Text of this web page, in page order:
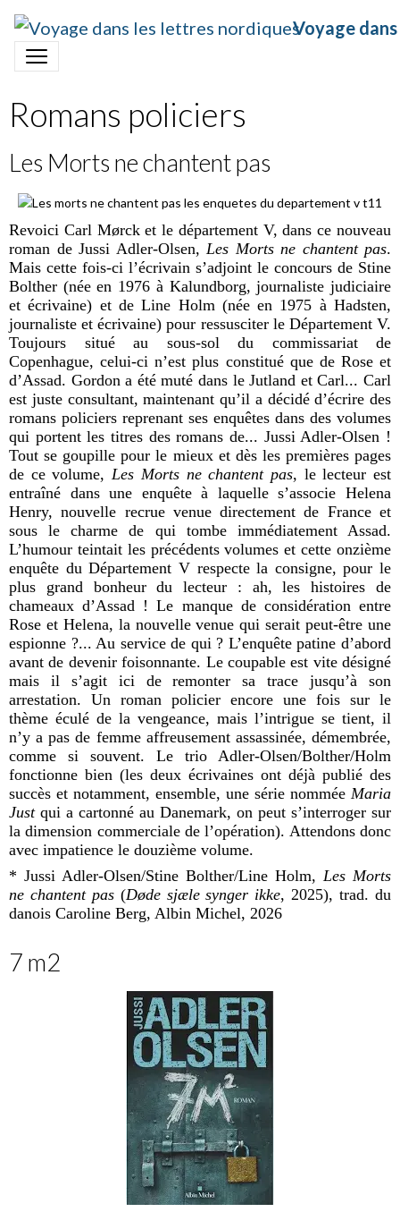
Voyage
Romans policiers
Les Morts ne chantent pas
Revoici Carl Mørck et le département V, dans ce nouveau
roman de Jussi Adler-Olsen, Les Morts ne chantent pas.
Mais cette fois-ci l’écrivain s’adjoint le concours de Stine
Bolther (née en 1976 à Kalundborg, journaliste judiciaire
et écrivaine) et de Line Holm (née en 1975 à Hadsten,
journaliste et écrivaine) pour ressusciter le Département V.
Toujours situé au sous-sol du commissariat de
Copenhague, celui-ci n’est plus constitué que de Rose et
d’Assad. Gordon a été muté dans le Jutland et Carl... Carl
est juste consultant, maintenant qu’il a décidé d’écrire des
romans policiers reprenant ses enquêtes dans des volumes
qui portent les titres des romans de... Jussi Adler-Olsen !
Tout se goupille pour le mieux et dès les premières pages
de ce volume, Les Morts ne chantent pas, le lecteur est
entraîné dans une enquête à laquelle s’associe Helena
Henry, nouvelle recrue venue directement de France et
sous le charme de qui tombe immédiatement Assad.
L’humour teintait les précédents volumes et cette onzième
enquête du Département V respecte la consigne, pour le
plus grand bonheur du lecteur : ah, les histoires de
chameaux d’Assad ! Le manque de considération entre
Rose et Helena, la nouvelle venue qui serait peut-être une
espionne ?... Au service de qui ? L’enquête patine d’abord
avant de devenir foisonnante. Le coupable est vite désigné
mais il s’agit ici de remonter sa trace jusqu’à son
arrestation. Un roman policier encore une fois sur le
thème éculé de la vengeance, mais l’intrigue se tient, il
n’y a pas de femme affreusement assassinée, démembrée,
comme si souvent. Le trio Adler-Olsen/Bolther/Holm
fonctionne bien (les deux écrivaines ont déjà publié des
succès et notamment, ensemble, une série nommée Maria
Justqui a cartonné au Danemark, on peut s’interroger sur
la dimension commerciale de l’opération). Attendons donc
avec impatience le douzième volume.
* Jussi Adler-Olsen/Stine Bolther/Line Holm, Les Morts
ne chantent pas(Døde sjæle synger ikke, 2025), trad. du
danois Caroline Berg, Albin Michel, 2026
7 m2